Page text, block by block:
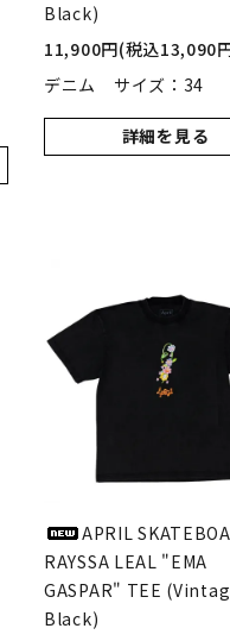
Black)
11,900円(税込13,090
デニム サイズ：34
詳細を見る
APRIL
RAYSSA LEAL "EMA
GASPAR" TEE
Black)